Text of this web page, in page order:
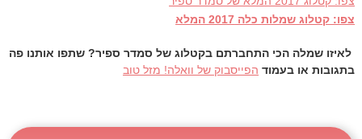
צפו: קטלוג שמלות כלה 2017 המלא
לאיזו שמלה הכי התחברתם בקטלוג של סמדר ספיר? שתפו אותנו פה
בתגובות או בעמוד הפייסבוק של וואלה! מזל טוב